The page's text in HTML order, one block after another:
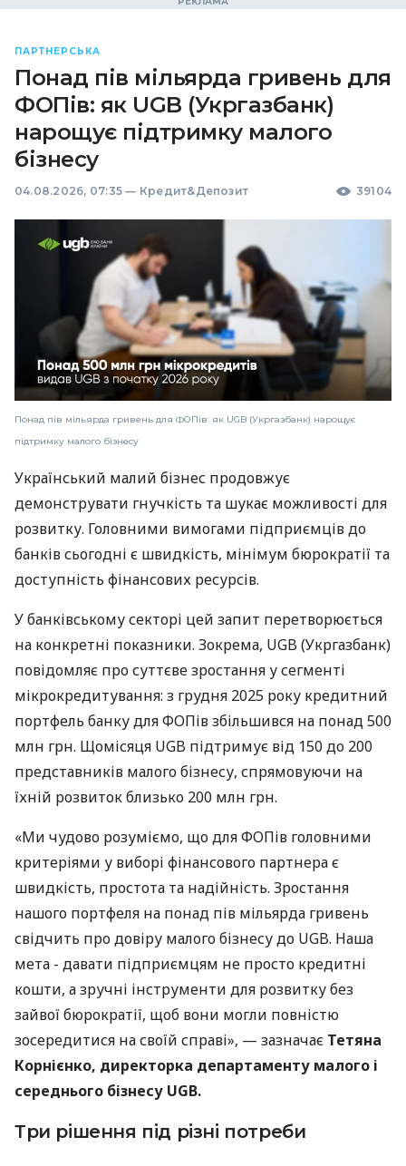
ПАРТНЕРСЬКА
Понад пів мільярда гривень для
ФОПів: як UGB (Укргазбанк)
нарощує підтримку малого
бізнесу
04.08.2026, 07:35 — Кредит&Депозит 39104
Понад пів мільярда гривень для ФОПів: як UGB (Укргазбанк) нарощує
підтримку малого бізнесу
Український малий бізнес продовжує
демонструвати гнучкість та шукає можливості для
розвитку. Головними вимогами підприємців до
банків сьогодні є швидкість, мінімум бюрократії та
доступність фінансових ресурсів.
У банківському секторі цей запит перетворюється
на конкретні показники. Зокрема, UGB (Укргазбанк)
повідомляє про суттєве зростання у сегменті
мікрокредитування: з грудня 2025 року кредитний
портфель банку для ФОПів збільшився на понад 500
млн грн. Щомісяця UGB підтримує від 150 до 200
представників малого бізнесу, спрямовуючи на
їхній розвиток близько 200 млн грн.
«Ми чудово розуміємо, що для ФОПів головними
критеріями у виборі фінансового партнера є
швидкість, простота та надійність. Зростання
нашого портфеля на понад пів мільярда гривень
свідчить про довіру малого бізнесу до UGB. Наша
мета - давати підприємцям не просто кредитні
кошти, а зручні інструменти для розвитку без
зайвої бюрократії, щоб вони могли повністю
зосередитися на своїй справі», — зазначає Тетяна
Корнієнко, директорка департаменту малого і
середнього бізнесу UGB.
Три рішення під різні потреби